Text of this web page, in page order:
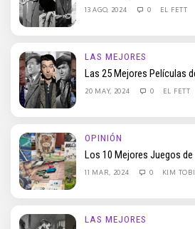
13 AGO, 2024 0 EL FETT
LAS MEJORES
Las 25 Mejores Películas
20 MAY, 2024 0 EL FETT
OPINIÓN
Los 10 Mejores Juegos de
11 MAR, 2024 0 KIM
LAS MEJORES